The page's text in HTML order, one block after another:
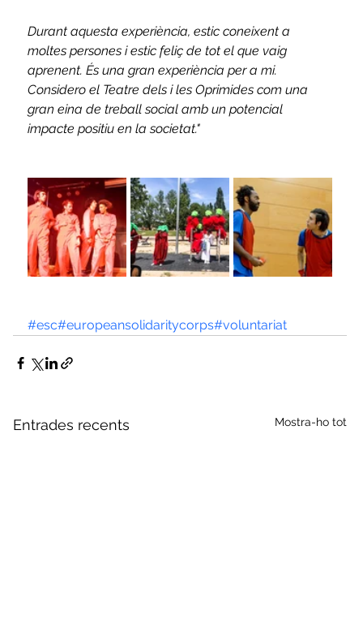
Durant aquesta experiència, estic coneixent a
moltes persones i estic feliç de tot el que vaig
aprenent. És una gran experiència per a mi.
Considero el Teatre dels i les Oprimides com una
gran eina de treball social amb un potencial
impacte positiu en la societat."
#esc#europeansolidaritycorps#voluntariat
Entrades recents Mostra-ho tot